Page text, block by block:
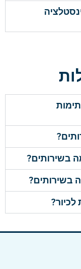
בשירותים?
בשירותים?